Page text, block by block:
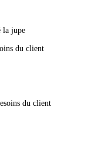
la jupe
du client
du client